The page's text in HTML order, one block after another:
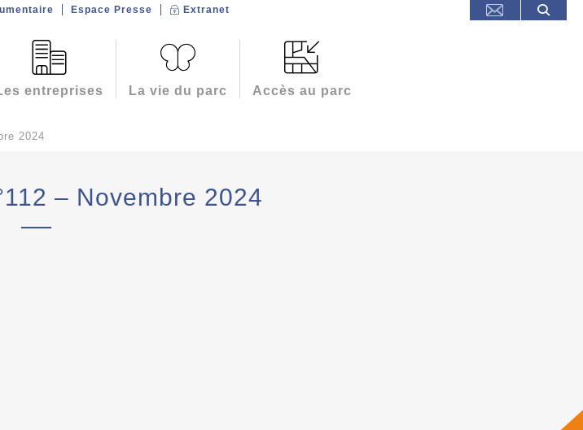
entreprises La vie du parc Accès au parc
Espace Presse Extranet
2024
– Novembre 2024